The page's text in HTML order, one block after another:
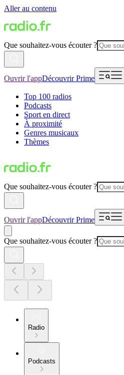
Aller au contenu
Que souhaitez-vous écouter ?
Ouvrir l'appDécouvrir Prime
Top 100 radios
Podcasts
Sport en direct
À proximité
Genres musicaux
Thèmes
Que souhaitez-vous écouter ?
Ouvrir l'appDécouvrir Prime
Que souhaitez-vous écouter ?
Radio
Podcasts